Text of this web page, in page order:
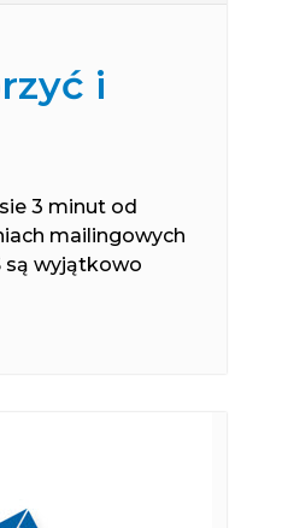
i
3 minut od
mailingowych
są wyjątkowo